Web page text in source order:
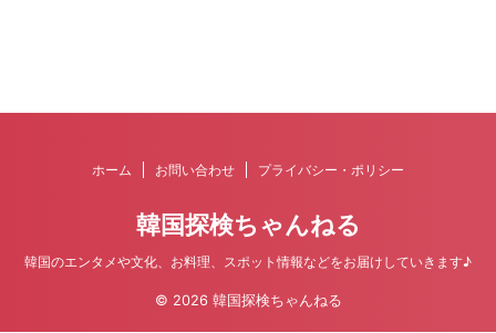
ホーム お問い合わせ プライバシー・ポリシー
韓国探検ちゃんねる
韓国のエンタメや文化、お料理、スポット情報などをお届けしていきます♪
© 2026 韓国探検ちゃんねる